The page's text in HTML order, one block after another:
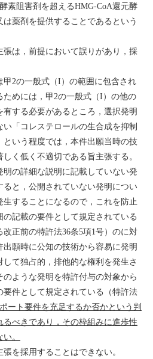
素阻害剤を超えるHMG-CoA還元酵
薬剤を提供することであるという
張は，前提において誤りがあり，採
甲 2の一般式（I ）の範囲に包含され
ためには，甲 2の一般式（I ）の他の
する必要があるところ，選択発明
「コレステロールの生合成を抑制
いう程度では，本件出願当時の技
く低く不適切である旨主張する。
明の詳細な説明に記載していない発
ると，公開されていない発明につい
することになるので，これを防止
記載の要件として規定されている
改正前の特許法36条5項1 号）のに対
出願時に公知の技術から容易に発明
て独占的，排他的な権利を発生さ
ような発明を特許付与の対象から
件として規定されている（特許法
ート要件を充足するか否かという判
べきであり，その枠組みに進歩性
。
を採用することはできない。